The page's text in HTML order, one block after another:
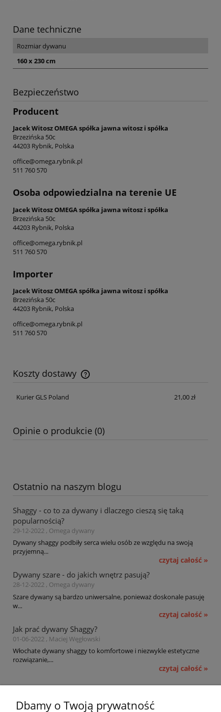
Dane techniczne
Rozmiar dywanu
160 x 230 cm
Bezpieczeństwo
Producent
Jacek Witosz OMEGA spółka jawna witosz i spółka
Brzezińska 50c
44203 Rybnik, Polska
office@omega.rybnik.pl
511 760 570
Osoba odpowiedzialna na terenie UE
Jacek Witosz OMEGA spółka jawna witosz i spółka
Brzezińska 50c
44203 Rybnik, Polska
office@omega.rybnik.pl
511 760 570
Importer
Jacek Witosz OMEGA spółka jawna witosz i spółka
Brzezińska 50c
44203 Rybnik, Polska
office@omega.rybnik.pl
511 760 570
Koszty dostawy
Cena nie zawiera ewentualnych kosztów płatności
Kurier GLS Poland
21,00 zł
Opinie o produkcie (0)
Ostatnio na naszym blogu
Shaggy - co to za dywany i dlaczego cieszą się taką
popularnością?
29-12-2022 , Omega dywany
Dywany shaggy podbiły serca wielu osób ze względu na swoją
przyjemną...
czytaj całość »
Dywany szare - do jakich wnętrz pasują?
28-12-2022 , Omega dywany
Szare dywany są bardzo uniwersalne, ponieważ doskonale pasuję
w...
czytaj całość »
Jak prać dywany Shaggy?
01-06-2022 , Maciej Węgłowski
Włochate dywany shaggy to komfortowe i niezwykle estetyczne
rozwiązanie,...
czytaj całość »
Dbamy o Twoją prywatność